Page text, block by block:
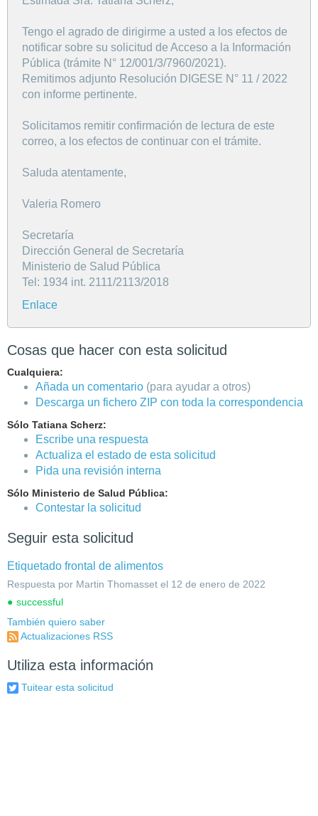
Tengo el agrado de dirigirme a usted a los efectos de
notificar sobre su solicitud de Acceso a la Información
Pública (trámite N° 12/001/3/7960/2021).
Remitimos adjunto Resolución DIGESE N° 11 / 2022
con informe pertinente.
Solicitamos remitir confirmación de lectura de este
correo, a los efectos de continuar con el trámite.
Saluda atentamente,
Valeria Romero
Secretaría
Dirección General de Secretaría
Ministerio de Salud Pública
Tel: 1934 int. 2111/2113/2018
Enlace
Cosas que hacer con esta solicitud
Cualquiera:
Añada un comentario (para ayudar a otros)
Descarga un fichero ZIP con toda la correspondencia
Sólo Tatiana Scherz:
Escribe una respuesta
Actualiza el estado de esta solicitud
Pida una revisión interna
Sólo Ministerio de Salud Pública:
Contestar la solicitud
Seguir esta solicitud
Etiquetado frontal de alimentos
Respuesta por Martin Thomasset el 12 de enero de 2022
successful
También quiero saber
Actualizaciones RSS
Utiliza esta información
Tuitear esta solicitud